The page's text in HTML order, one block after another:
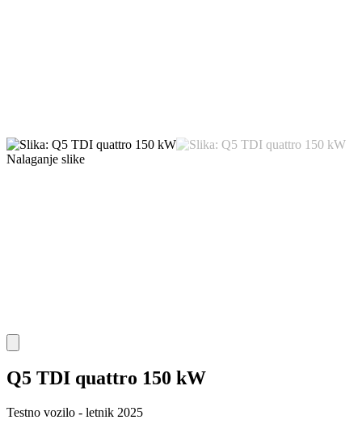
Nalaganje slike
Q5 TDI quattro 150 kW
Testno vozilo - letnik 2025